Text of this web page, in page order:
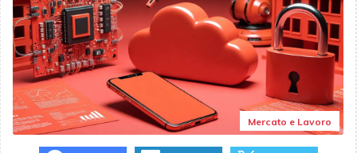
Mercato e Lavoro